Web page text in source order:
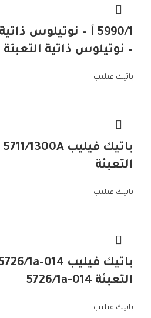
– نوتيلوس ذاتية التعبئة
باتيك فيليب
التعبئة
باتيك فيليب
التعبئة 5726/1a-014
باتيك فيليب